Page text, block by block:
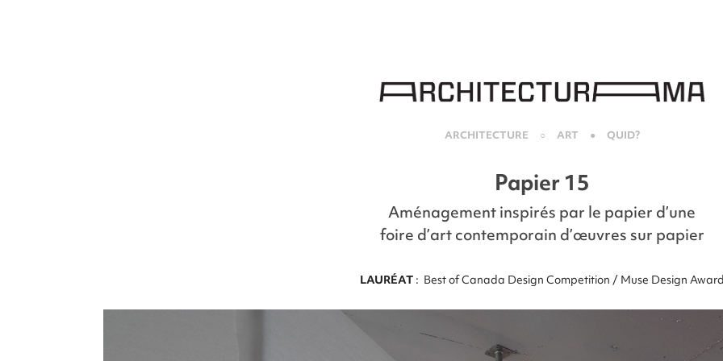
ARCHITECTURE ○ ART ● QUID?
Papier 15
Aménagement inspirés par le papier d’une
foire d’art contemporain d’œuvres sur papier
LAURÉAT: Best of Canada Design Competition / Muse Design